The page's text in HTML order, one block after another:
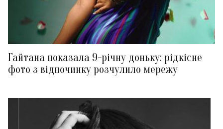
Гайтана показала 9-річну доньку: рідкісне
фото з відпочинку розчулило мережу